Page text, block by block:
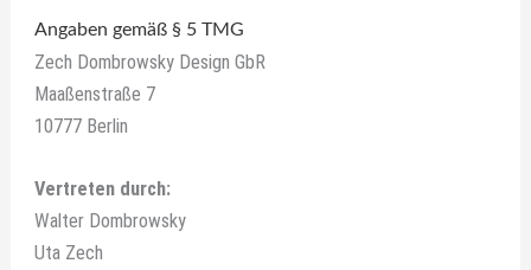
Angaben gemäß § 5 TMG
Zech Dombrowsky Design GbR
Maaßenstraße 7
10777 Berlin
Vertreten durch:
Walter Dombrowsky
Uta Zech